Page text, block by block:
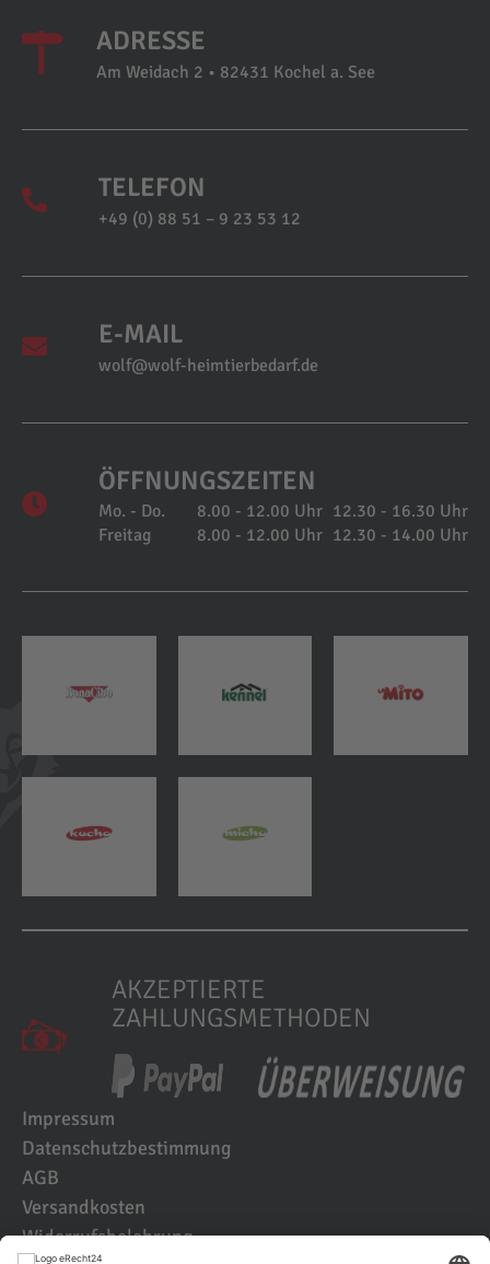
ADRESSE
Am Weidach 2 • 82431 Kochel a. See
TELEFON
+49 (0) 88 51 – 9 23 53 12
E-MAIL
wolf@wolf-heimtierbedarf.de
ÖFFNUNGSZEITEN
Mo. - Do. 8.00 - 12.00 Uhr 12.30 - 16.30 Uhr
Freitag
8.00 - 12.00 Uhr 12.30 - 14.00 Uhr
AKZEPTIERTE
ZAHLUNGSMETHODEN
Impressum
Datenschutzbestimmung
AGB
Versandkosten
Widerrufsbelehrung